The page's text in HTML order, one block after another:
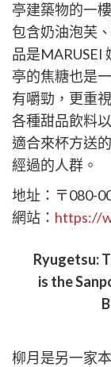
亭建築物的一
包含奶油泡芙
品是MARUSEI
亭的焦糖也是
有嚼勁，更重
各種甜品飲料
適合來杯方送
經過的人群。
地址：〒080-
網站： https://
柳月 大
Ryugetsu:
is the
柳月是另一家